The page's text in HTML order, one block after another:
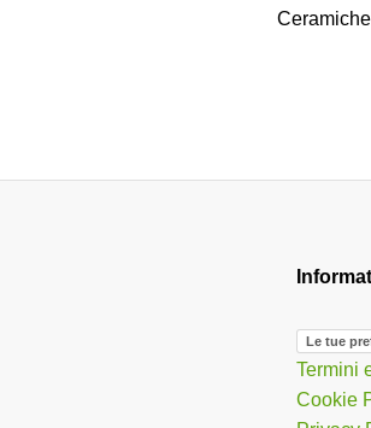
Ceramiche
Le tue
Termini
Cookie